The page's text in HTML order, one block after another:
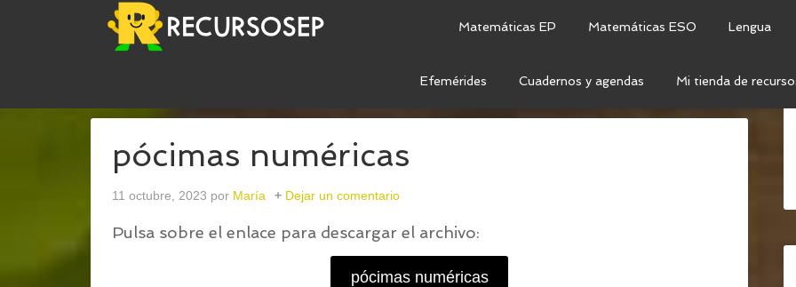
Matemáticas EP Matemáticas ESO Lengua
Efemérides Cuadernos y agendas Mi tienda de
PÓCIMAS NUMÉRICAS
pócimas numéricas
11 octubre, 2023 por María Dejar un comentario
Pulsa sobre el enlace para descargar el archivo:
pócimas numéricas